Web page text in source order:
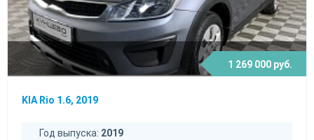
1 269 000 руб.
KIA Rio 1.6, 2019
Год выпуска: 2019